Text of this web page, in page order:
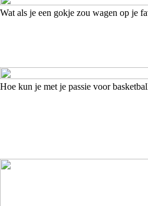
Wat als je een gokje zou wagen op je
Hoe kun je met je passie voor